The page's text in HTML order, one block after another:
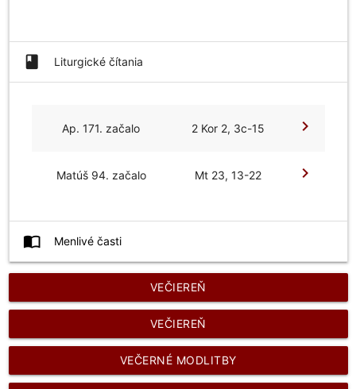
book Liturgické čítania
Ap. 171. začalo 2 Kor 2, 3c-15 chevron_right
Matúš 94. začalo Mt 23, 13-22 chevron_right
import_contacts Menlivé časti
VEČIEREŇ
VEČIEREŇ
VEČERNÉ MODLITBY